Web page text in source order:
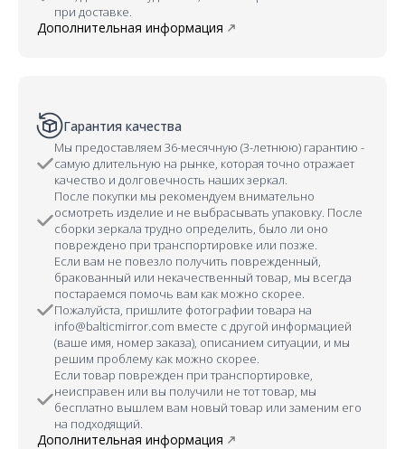
при доставке.
Дополнительная информация
Гарантия качества
Мы предоставляем 36-месячную (3-летнюю) гарантию -
самую длительную на рынке, которая точно отражает
качество и долговечность наших зеркал.
После покупки мы рекомендуем внимательно
осмотреть изделие и не выбрасывать упаковку. После
сборки зеркала трудно определить, было ли оно
повреждено при транспортировке или позже.
Если вам не повезло получить поврежденный,
бракованный или некачественный товар, мы всегда
постараемся помочь вам как можно скорее.
Пожалуйста, пришлите фотографии товара на
info@balticmirror.com вместе с другой информацией
(ваше имя, номер заказа), описанием ситуации, и мы
решим проблему как можно скорее.
Если товар поврежден при транспортировке,
неисправен или вы получили не тот товар, мы
бесплатно вышлем вам новый товар или заменим его
на подходящий.
Дополнительная информация